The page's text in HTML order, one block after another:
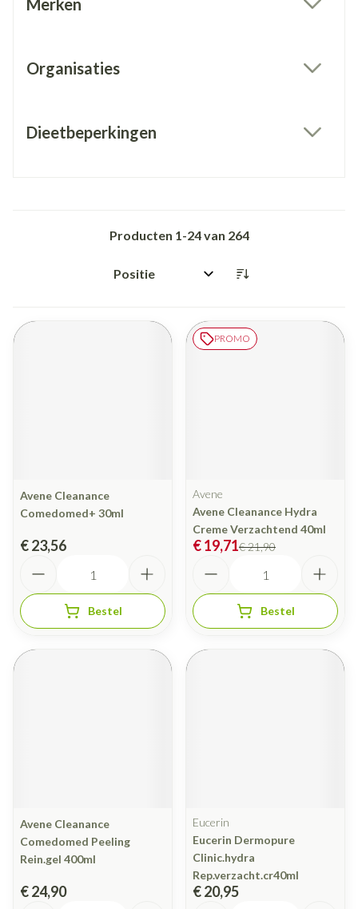
Merken
Organisaties
Dieetbeperkingen
Producten 1-24van 264
Sorteer op:
Avene Cleanance
Comedomed+ 30ml
€ 23,56
Bestel
PROMO
Avene
Avene Cleanance Hydra
Creme Verzachtend 40ml
€ 21,90
€ 19,71
Bestel
Avene Cleanance
Comedomed Peeling
Rein.gel 400ml
€ 24,90
Eucerin
Eucerin Dermopure
Clinic.hydra
Rep.verzacht.cr40ml
€ 20,95